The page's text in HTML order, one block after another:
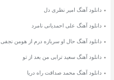
دانلود آهنگ امیر نظری دل
دانلود آهنگ علی احمدیانی نامرد
دانلود آهنگ حال او سربازه درم از هومن نجفی
دانلود آهنگ سعید ترابی من بعد از تو
دانلود آهنگ محمد صداقت راه دریا